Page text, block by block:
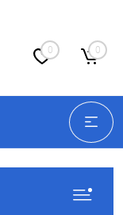
0 0